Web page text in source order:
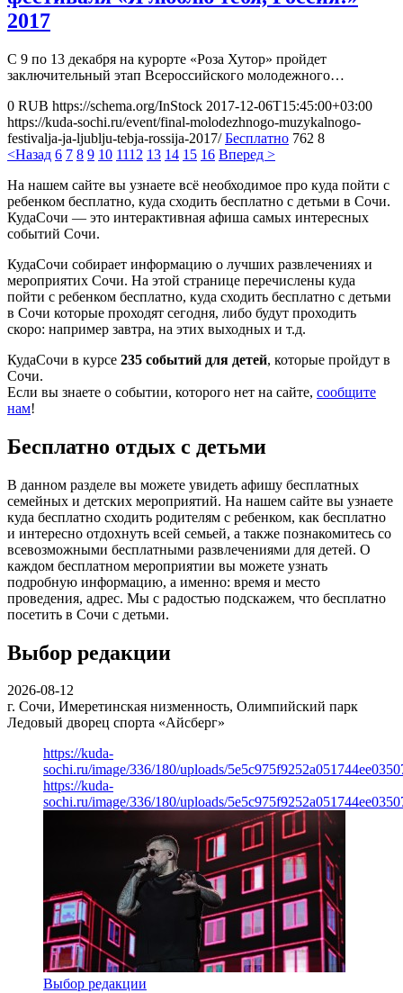
2017
С 9 по 13 декабря на курорте «Роза Хутор» пройдет
заключительный этап Всероссийского молодежного…
0 RUB https://schema.org/InStock 2017-12-06T15:45:00+03:00
https://kuda-sochi.ru/event/final-molodezhnogo-muzykalnogo-
festivalja-ja-ljublju-tebja-rossija-2017/ Бесплатно 762 8
<Назад 6 7 8 9 10 1112 13 14 15 16 Вперед >
На нашем сайте вы узнаете всё необходимое про куда пойти с
ребенком бесплатно, куда сходить бесплатно с детьми в Сочи.
КудаСочи — это интерактивная афиша самых интересных
событий Сочи.
КудаСочи собирает информацию о лучших развлечениях и
мероприятих Сочи. На этой странице перечислены куда
пойти с ребенком бесплатно, куда сходить бесплатно с детьми
в Сочи которые проходят сегодня, либо будут проходить
скоро: например завтра, на этих выходных и т.д.
КудаСочи в курсе 235 событий для детей, которые пройдут в
Сочи.
Если вы знаете о событии, которого нет на сайте, сообщите
нам!
Бесплатно отдых с детьми
В данном разделе вы можете увидеть афишу бесплатных
семейных и детских мероприятий. На нашем сайте вы узнаете
куда бесплатно сходить родителям с ребенком, как бесплатно
и интересно отдохнуть всей семьей, а также познакомитесь со
всевозможными бесплатными развлечениями для детей. О
каждом бесплатном мероприятии вы можете узнать
подробную информацию, а именно: время и место
проведения, адрес. Мы с радостью подскажем, что бесплатно
посетить в Сочи с детьми.
Выбор редакции
2026-08-12
г. Сочи, Имеретинская низменность, Олимпийский парк
Ледовый дворец спорта «Айсберг»
https://kuda-
sochi.ru/image/336/180/uploads/
https://kuda-
sochi.ru/image/336/180/uploads/
Выбор редакции